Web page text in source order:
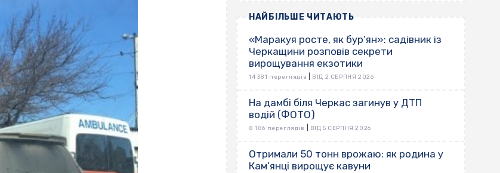
НАЙБІЛЬШЕ ЧИТАЮТЬ
«Маракуя росте, як бур’ян»: садівник із
Черкащини розповів секрети
вирощування екзотики
14 381 переглядів ВІД 2 СЕРПНЯ 2026
На дамбі біля Черкас загинув у ДТП
водій (ФОТО)
8 186 переглядів ВІД 5 СЕРПНЯ 2026
Отримали 50 тонн врожаю: як родина у
Кам’янці вирощує кавуни